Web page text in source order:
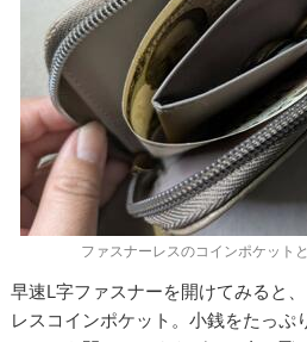
ファスナーレスのコインポケット
早速L字ファスナーを開けてみると
レスコインポケット。小銭をたっぷ